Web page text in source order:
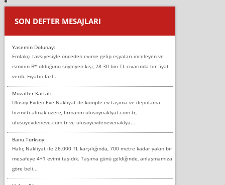
SON DEFTER MESAJLARI
Yasemin Dolunay:
Emlakçı tavsiyesiyle önceden evime gelip eşyaları inceleyen ve
isminin B* olduğunu söyleyen kişi, 28-30 bin TL civarında bir fiyat
verdi. Fiyatın fazl...
Muzaffer Kartal:
Ulusoy Evden Eve Nakliyat ile komple ev taşıma ve depolama
hizmeti almak üzere, firmanın ulusoynaklyat.com.tr,
ulusoyevdeneve.com.tr ve ulusoyevdenevenaklya...
Banu Türksoy:
Haliç Nakliyat ile 26.000 TL karşılığında, 700 metre kadar yakın bir
mesafeye 4+1 evimi taşıdık. Taşıma günü geldiğinde, anlaşmamıza
göre beli...